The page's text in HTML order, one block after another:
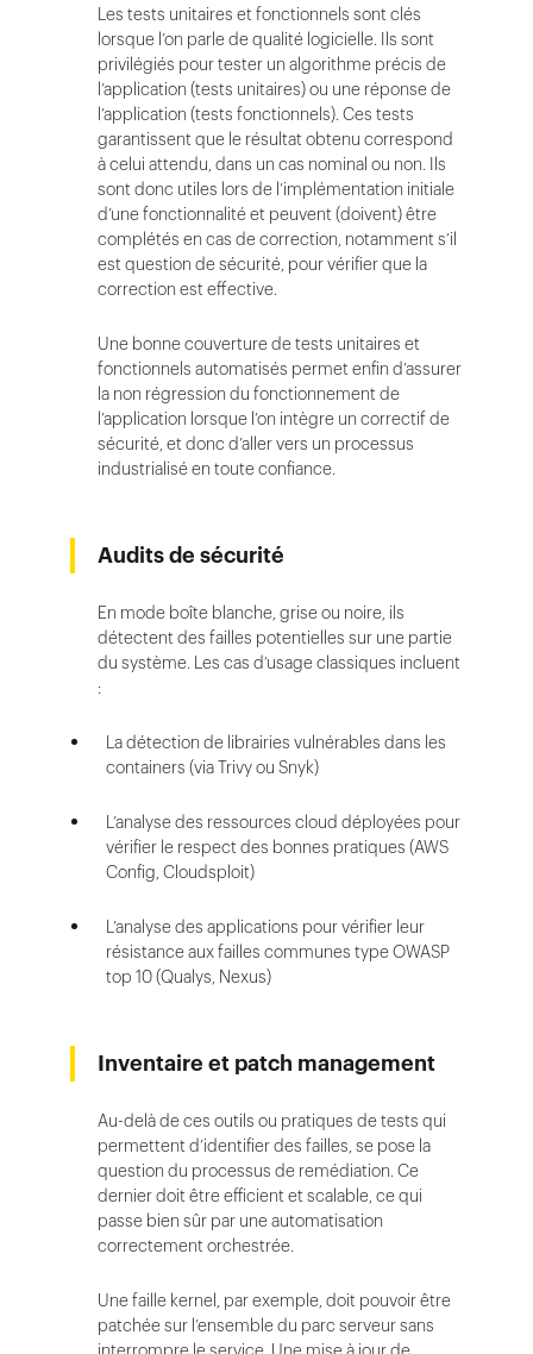
Les tests unitaires et fonctionnels sont clés
lorsque l’on parle de qualité logicielle. Ils sont
privilégiés pour tester un algorithme précis de
l’application (tests unitaires) ou une réponse de
l’application (tests fonctionnels). Ces tests
garantissent que le résultat obtenu correspond
à celui attendu, dans un cas nominal ou non. Ils
sont donc utiles lors de l’implémentation initiale
d’une fonctionnalité et peuvent (doivent) être
complétés en cas de correction, notamment s’il
est question de sécurité, pour vérifier que la
correction est effective.
Une bonne couverture de tests unitaires et
fonctionnels automatisés permet enfin d’assurer
la non régression du fonctionnement de
l’application lorsque l’on intègre un correctif de
sécurité, et donc d’aller vers un processus
industrialisé en toute confiance.
Audits de sécurité
En mode boîte blanche, grise ou noire, ils
détectent des failles potentielles sur une partie
du système. Les cas d’usage classiques incluent
:
La détection de librairies vulnérables dans les
containers (via Trivy ou Snyk)
L’analyse des ressources cloud déployées pour
vérifier le respect des bonnes pratiques (AWS
Config, Cloudsploit)
L’analyse des applications pour vérifier leur
résistance aux failles communes type OWASP
top 10 (Qualys, Nexus)
Inventaire et patch management
Au-delà de ces outils ou pratiques de tests qui
permettent d’identifier des failles, se pose la
question du processus de remédiation. Ce
dernier doit être efficient et scalable, ce qui
passe bien sûr par une automatisation
correctement orchestrée.
Une faille kernel, par exemple, doit pouvoir être
patchée sur l’ensemble du parc serveur sans